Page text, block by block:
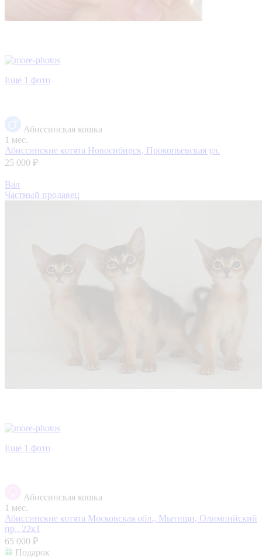
Еще 1 фото
Абиссинская кошка
1 мес.
Абиссинские котята Новосибирск, Прокопьевская ул.
25 000 ₽
Вал
Частный продавец
Еще 1 фото
Абиссинская кошка
1 мес.
Абиссинские котята Московская обл., Мытищи, Олимпийский
пр., 22к1
65 000 ₽
Подарок